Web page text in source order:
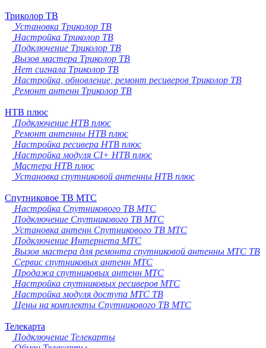
Триколор ТВ
Установка Триколор ТВ
Настройка Триколор ТВ
Подключение Триколор ТВ
Вызов мастера Триколор ТВ
Нет сигнала Триколор ТВ
Настройка, обновление, ремонт ресиверов Триколор ТВ
Ремонт антенн Триколор ТВ
НТВ плюс
Подключение НТВ плюс
Ремонт антенны НТВ плюс
Настройка ресивера НТВ плюс
Настройка модуля CI+ НТВ плюс
Мастера НТВ плюс
Установка спутниковой антенны НТВ плюс
Спутниковое ТВ МТС
Настройка Спутникового ТВ МТС
Подключение Спутникового ТВ МТС
Установка антенн Спутникового ТВ МТС
Подключение Интернета МТС
Вызов мастера для ремонта спутниковой антенны МТС ТВ
Сервис спутниковых антенн МТС
Продажа спутниковых антенн МТС
Настройка спутниковых ресиверов МТС
Настройка модуля доступа МТС ТВ
Цены на комплекты Спутникового ТВ МТС
Телекарта
Подключение Телекарты